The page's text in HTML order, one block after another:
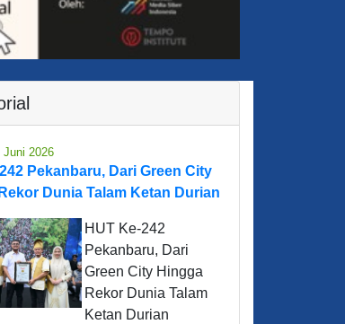
2026
Pekanbaru, Dari Green City
Dunia Talam Ketan Durian
HUT Ke-242
Pekanbaru, Dari
Green City Hingga
Rekor Dunia Talam
Ketan Durian